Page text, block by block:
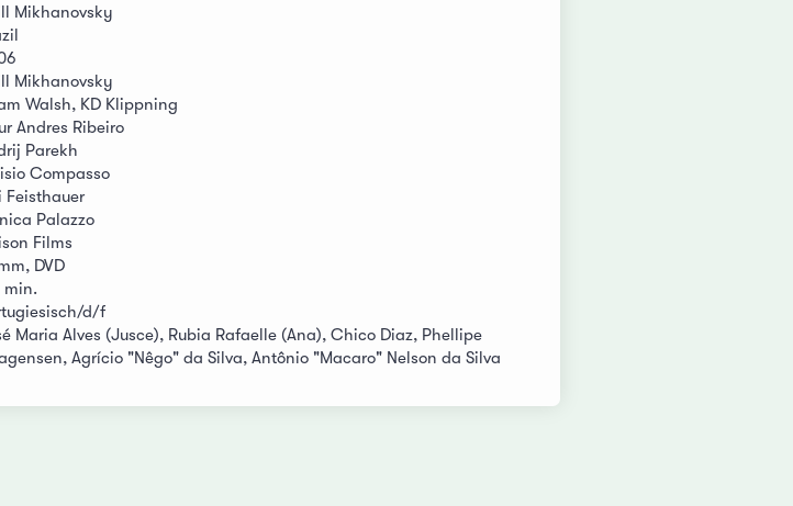
Mikhanovsky
Mikhanovsky
Walsh, KD Klippning
Andres Ribeiro
Parekh
Compasso
Feisthauer
Palazzo
Films
DVD
min.
d/f
Maria Alves (Jusce), Rubia Rafaelle (Ana), Chico Diaz, Phellipe
Agrício "Nêgo" da Silva, Antônio "Macaro" Nelson da Silva